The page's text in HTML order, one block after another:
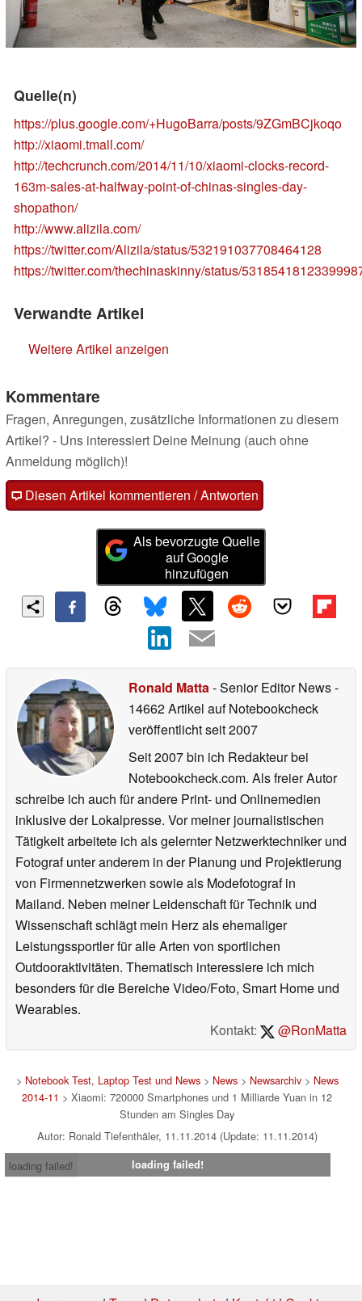
Quelle(n)
https://plus.google.com/+HugoBarra/posts/9ZGmBCjkoqo
http://xiaomi.tmall.com/
http://techcrunch.com/2014/11/10/xiaomi-clocks-record-
163m-sales-at-halfway-point-of-chinas-singles-day-
shopathon/
http://www.alizila.com/
https://twitter.com/Alizila/status/532191037708464128
https://twitter.com/thechinaskinny/status/
Verwandte Artikel
Weitere Artikel anzeigen
Kommentare
Fragen, Anregungen, zusätzliche Informationen zu diesem
Artikel? - Uns interessiert Deine Meinung (auch ohne
Anmeldung möglich)!
Diesen Artikel kommentieren / Antworten
Als bevorzugte Quelle
auf Google
hinzufügen
Ronald Matta- Senior Editor News-
14662 Artikel auf Notebookcheck
veröffentlichtseit 2007
Seit 2007 bin ich Redakteur bei
Notebookcheck.com. Als freier Autor
schreibe ich auch für andere Print- und Onlinemedien
inklusive der Lokalpresse. Vor meiner journalistischen
Tätigkeit arbeitete ich als gelernter Netzwerktechniker und
Fotograf unter anderem in der Planung und Projektierung
von Firmennetzwerken sowie als Modefotograf in
Mailand. Neben meiner Leidenschaft für Technik und
Wissenschaft schlägt mein Herz als ehemaliger
Leistungssportler für alle Arten von sportlichen
Outdooraktivitäten. Thematisch interessiere ich mich
besonders für die Bereiche Video/Foto, Smart Home und
Wearables.
Kontakt:
@RonMatta
> Notebook Test, Laptop Test und News> News> Newsarchiv> News
2014-11 > Xiaomi: 720000 Smartphones und 1 Milliarde Yuan in 12
Stunden am Singles Day
Autor: Ronald Tiefenthäler, 11.11.2014 (Update: 11.11.2014)
loading failed!
loading failed!